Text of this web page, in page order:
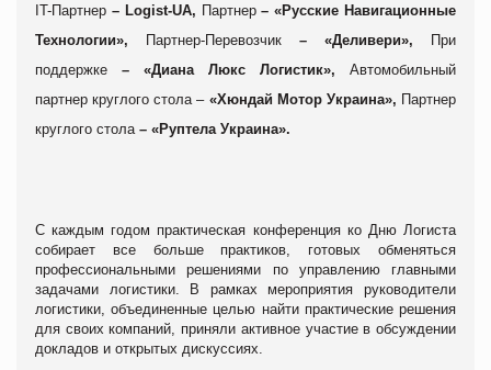
IT-Партнер – Logist-UA, Партнер– «Русские Навигационные
Технологии»,
Партнер-Перевозчик – «Деливери»,
При
поддержке – «Диана Люкс Логистик», Автомобильный
партнер круглого стола – «Хюндай Мотор Украина», Партнер
круглого стола – «Руптела Украина».
С каждым годом практическая конференция ко Дню Логиста
собирает все больше практиков, готовых обменяться
профессиональными решениями по управлению главными
задачами логистики. В рамках мероприятия руководители
логистики, объединенные целью найти практические решения
для своих компаний, приняли активное участие в обсуждении
докладов и открытых дискуссиях.